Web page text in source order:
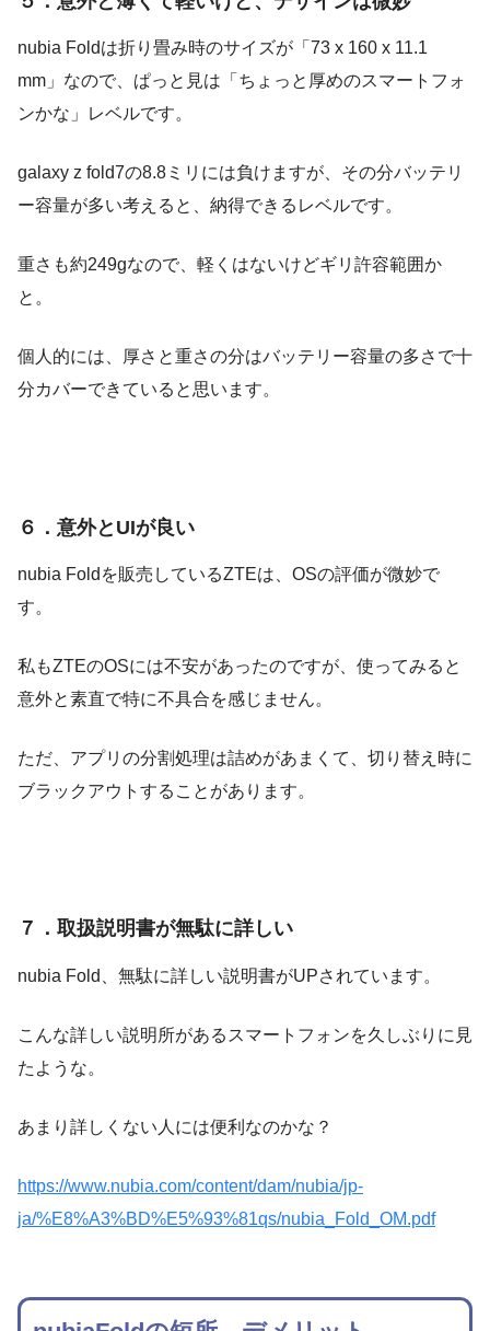
nubia Foldは折り畳み時のサイズが「73 x 160 x 11.1
mm」なので、ぱっと見は「ちょっと厚めのスマートフォ
ンかな」レベルです。
galaxy z fold7の8.8ミリには負けますが、その分バッテリ
ー容量が多い考えると、納得できるレベルです。
重さも約249gなので、軽くはないけどギリ許容範囲か
と。
個人的には、厚さと重さの分はバッテリー容量の多さで十
分カバーできていると思います。
６．意外とUIが良い
nubia Foldを販売しているZTEは、OSの評価が微妙で
す。
私もZTEのOSには不安があったのですが、使ってみると
意外と素直で特に不具合を感じません。
ただ、アプリの分割処理は詰めがあまくて、切り替え時に
ブラックアウトすることがあります。
７．取扱説明書が無駄に詳しい
nubia Fold、無駄に詳しい説明書がUPされています。
こんな詳しい説明所があるスマートフォンを久しぶりに見
たような。
あまり詳しくない人には便利なのかな？
https://www.nubia.com/content/dam/nubia/jp-
ja/%E8%A3%BD%E5%93%81qs/nubia_Fold_OM.pdf